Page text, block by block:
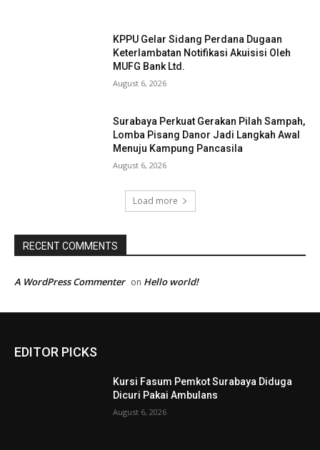
KPPU Gelar Sidang Perdana Dugaan
Keterlambatan Notifikasi Akuisisi Oleh
MUFG Bank Ltd.
August 6, 2026
Surabaya Perkuat Gerakan Pilah Sampah,
Lomba Pisang Danor Jadi Langkah Awal
Menuju Kampung Pancasila
August 6, 2026
Load more
RECENT COMMENTS
A WordPress Commenter on Hello world!
EDITOR PICKS
Kursi Fasum Pemkot Surabaya Diduga
Dicuri Pakai Ambulans
August 6, 2026